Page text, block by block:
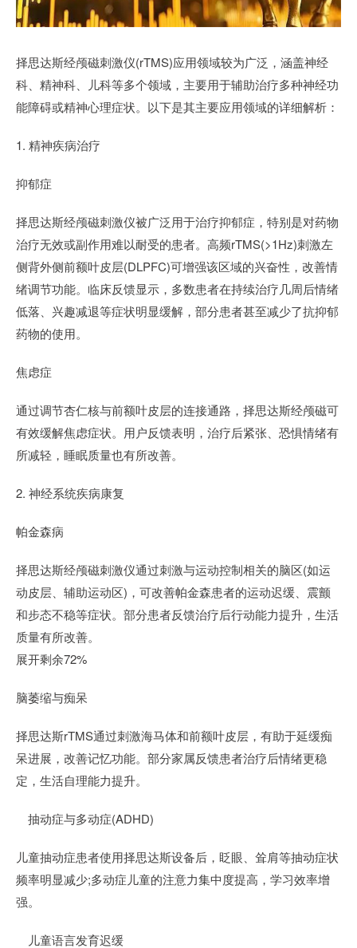
择思达斯经颅磁刺激仪(rTMS)应用领域较为广泛，涵盖神经
科、精神科、儿科等多个领域，主要用于辅助治疗多种神经功
能障碍或精神心理症状。以下是其主要应用领域的详细解析：
1. 精神疾病治疗
抑郁症
择思达斯经颅磁刺激仪被广泛用于治疗抑郁症，特别是对药物
治疗无效或副作用难以耐受的患者。高频rTMS(>1Hz)刺激左
侧背外侧前额叶皮层(DLPFC)可增强该区域的兴奋性，改善情
绪调节功能。临床反馈显示，多数患者在持续治疗几周后情绪
低落、兴趣减退等症状明显缓解，部分患者甚至减少了抗抑郁
药物的使用。
焦虑症
通过调节杏仁核与前额叶皮层的连接通路，择思达斯经颅磁可
有效缓解焦虑症状。用户反馈表明，治疗后紧张、恐惧情绪有
所减轻，睡眠质量也有所改善。
2. 神经系统疾病康复
帕金森病
择思达斯经颅磁刺激仪通过刺激与运动控制相关的脑区(如运
动皮层、辅助运动区)，可改善帕金森患者的运动迟缓、震颤
和步态不稳等症状。部分患者反馈治疗后行动能力提升，生活
质量有所改善。
展开剩余72%
脑萎缩与痴呆
择思达斯rTMS通过刺激海马体和前额叶皮层，有助于延缓痴
呆进展，改善记忆功能。部分家属反馈患者治疗后情绪更稳
定，生活自理能力提升。
抽动症与多动症(ADHD)
儿童抽动症患者使用择思达斯设备后，眨眼、耸肩等抽动症状
频率明显减少;多动症儿童的注意力集中度提高，学习效率增
强。
儿童语言发育迟缓